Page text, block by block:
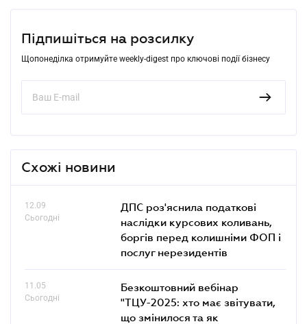
Підпишіться на розсилку
Щопонеділка отримуйте weekly-digest про ключові події бізнесу
Схожі новини
12.09
Сьогодні
ДПС роз'яснила податкові
наслідки курсових коливань,
боргів перед колишніми ФОП і
послуг нерезидентів
11.05
Сьогодні
Безкоштовний вебінар
"ТЦУ-2025: хто має звітувати,
що змінилося та як